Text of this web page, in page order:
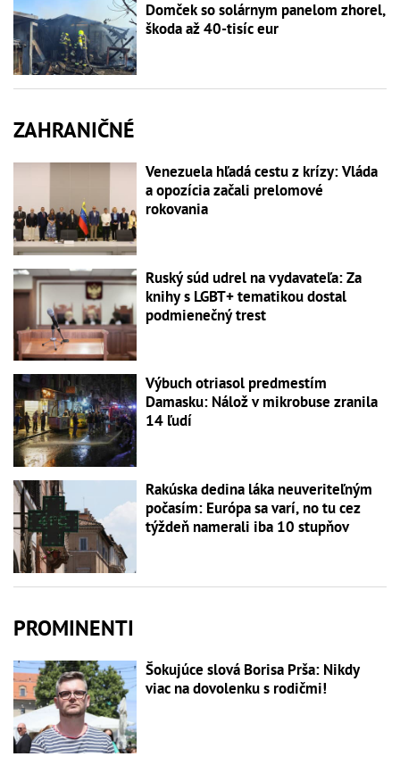
Domček so solárnym panelom zhorel,
škoda až 40-tisíc eur
ZAHRANIČNÉ
Venezuela hľadá cestu z krízy: Vláda
a opozícia začali prelomové
rokovania
Ruský súd udrel na vydavateľa: Za
knihy s LGBT+ tematikou dostal
podmienečný trest
Výbuch otriasol predmestím
Damasku: Nálož v mikrobuse zranila
14 ľudí
Rakúska dedina láka neuveriteľným
počasím: Európa sa varí, no tu cez
týždeň namerali iba 10 stupňov
PROMINENTI
Šokujúce slová Borisa Prša: Nikdy
viac na dovolenku s rodičmi!